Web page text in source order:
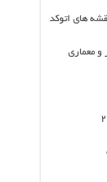
های اتوکد
و معماري